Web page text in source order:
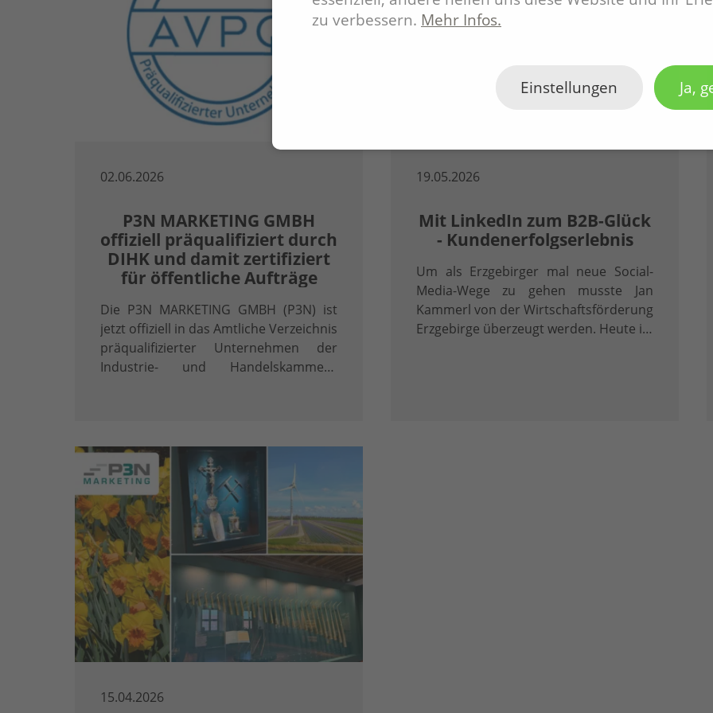
02.06.2026
P3N MARKETING GMBH
offiziell präqualifiziert durch
DIHK und damit zertifiziert
für öffentliche Aufträge
Die P3N MARKETING GMBH (P3N) ist
jetzt offiziell in das Amtliche Verzeichnis
präqualifizierter Unternehmen der
Industrie- und Handelskammern
ein klares …
19.05.2026
Mit LinkedIn zum B2B-Glück
- Kundenerfolgserlebnis
Um als Erzgebirger mal neue Social-
Media-Wege zu gehen musste Jan
Kammerl von der Wirtschaftsförderung
Erzgebirge überzeugt werden. Heute ist
15.04.2026
zu verbessern. Mehr Infos.
Einstellungen Ja,